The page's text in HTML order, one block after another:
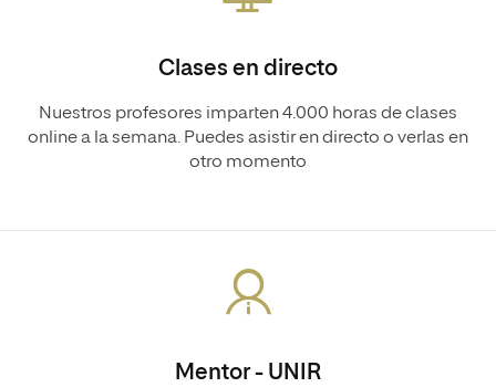
Clases en directo
Nuestros profesores imparten 4.000 horas de clases
online a la semana. Puedes asistir en directo o verlas en
otro momento
Mentor - UNIR